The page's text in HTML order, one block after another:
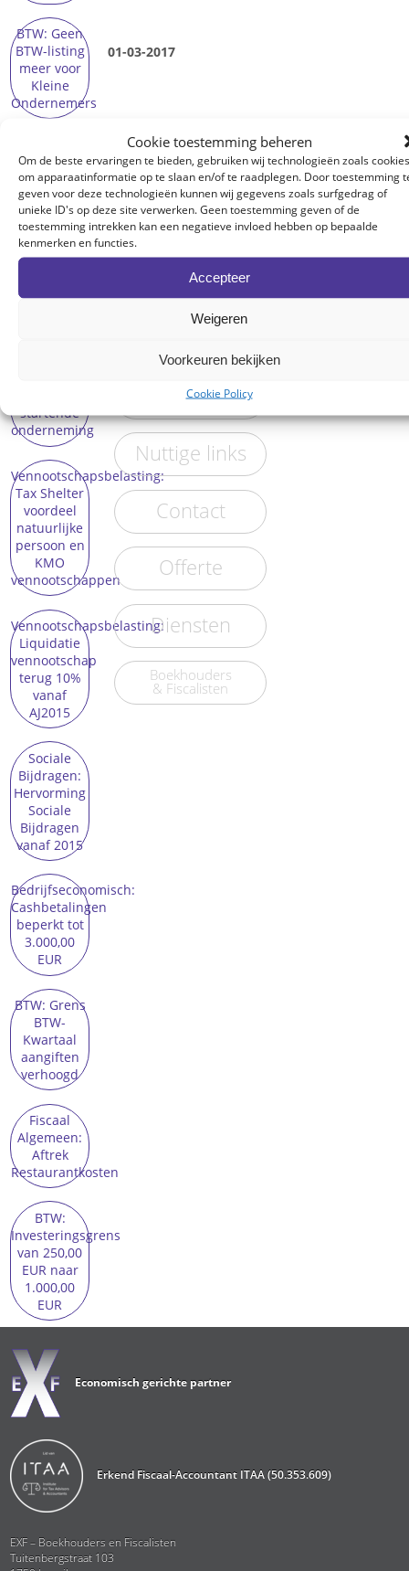
Cookie toestemming beheren
Om de beste ervaringen te bieden, gebruiken wij technologieën zoals cookies
om apparaatinformatie op te slaan en/of te raadplegen. Door toestemming
geven voor deze technologieën kunnen wij gegevens zoals surfgedrag of
unieke ID's op deze site verwerken. Geen toestemming geven of de
toestemming intrekken kan een negatieve invloed hebben op bepaalde
kenmerken en functies.
Accepteer
Weigeren
Voorkeuren bekijken
Cookie Policy
BTW: Geen
BTW-listing
meer voor
Kleine
Ondernemers
Vrijstellingsregeling
vanaf 2016
naar
25.000,00
EUR
Bijzondere
startende
onderneming
Vennootschapsbelasting:
Tax Shelter
voordeel
natuurlijke
persoon en
KMO
vennootschappen
Vennootschapsbelasting:
Liquidatie
vennootschap
terug 10%
vanaf
AJ2015
Sociale
Bijdragen:
Hervorming
Sociale
Bijdragen
vanaf 2015
Bedrijfseconomisch:
Cashbetalingen
beperkt tot
3.000,00
EUR
BTW: Grens
BTW-
Kwartaal
aangiften
verhoogd
Fiscaal
Algemeen:
Aftrek
Restaurantkosten
BTW:
Investeringsgrens
van 250,00
EUR naar
1.000,00
EUR
01-03-2017
Over EXF
Onze visie
Kantoren
Vacatures
Nuttige links
Contact
Offerte
Diensten
Boekhouders
& Fiscalisten
Economisch gerichte partner
Erkend Fiscaal-Accountant ITAA (50.353.609)
EXF – Boekhouders en Fiscalisten
Tuitenbergstraat 103